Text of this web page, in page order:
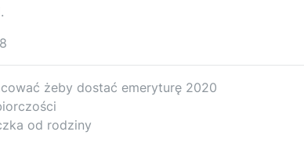
żeby dostać emeryturę 2020
od rodziny